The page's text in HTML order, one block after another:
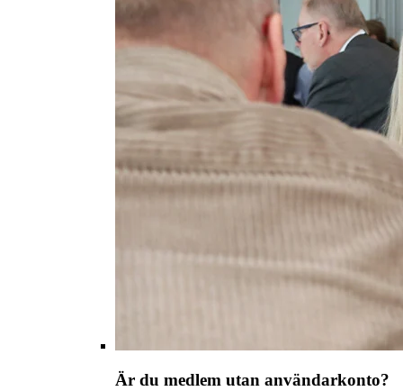
Är du medlem utan användarkonto?